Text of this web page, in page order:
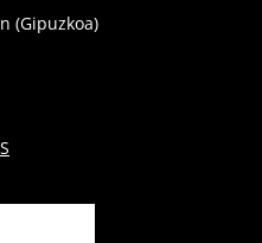
(Gipuzkoa)